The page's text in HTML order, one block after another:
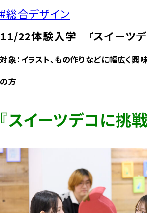
#総合デザイン
11/22体験入学｜『スイーツデ
対象：イラスト、もの作りなどに幅広く興
の方
『スイーツデコに挑戦